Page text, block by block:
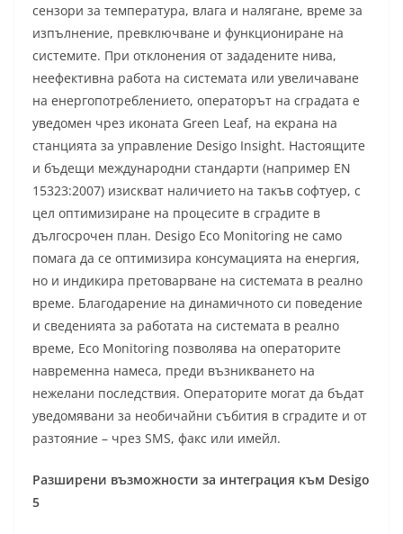
сензори за температура, влага и налягане, време за
изпълнение, превключване и функциониране на
системите. При отклонения от зададените нива,
неефективна работа на системата или увеличаване
на енергопотреблението, операторът на сградата е
уведомен чрез иконата Green Leaf, на екрана на
станцията за управление Desigo Insight. Настоящите
и бъдещи международни стандарти (например EN
15323:2007) изискват наличието на такъв софтуер, с
цел оптимизиране на процесите в сградите в
дългосрочен план. Desigo Eco Monitoring не само
помага да се оптимизира консумацията на енергия,
но и индикира претоварване на системата в реално
време. Благодарение на динамичното си поведение
и сведенията за работата на системата в реално
време, Eco Monitoring позволява на операторите
навременна намеса, преди възникването на
нежелани последствия. Операторите могат да бъдат
уведомявани за необичайни събития в сградите и от
разтояние – чрез SMS, факс или имейл.
Разширени възможности за интеграция към Desigo
5